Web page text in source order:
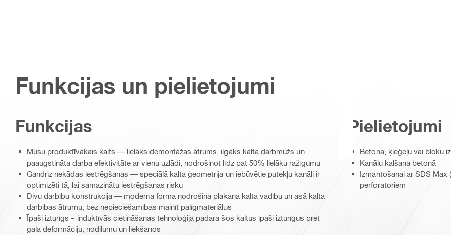
Funkcijas un pielietojumi
Funkcijas
Mūsu produktīvākais kalts — lielāks demontāžas ātrums, ilgāks kalta darbmūžs un
paaugstināta darba efektivitāte ar vienu uzlādi, nodrošinot līdz pat 50% lielāku ražīgumu
Gandrīz nekādas iestrēgšanas — speciālā kalta ģeometrija un iebūvētie putekļu kanāli ir
optimizēti tā, lai samazinātu iestrēgšanas risku
Divu darbību konstrukcija — moderna forma nodrošina plakana kalta vadību un asā kalta
darbības ātrumu, bez nepieciešamības mainīt palīgmateriālus
Īpaši izturīgs – induktīvās cietināšanas tehnoloģija padara šos kaltus īpaši izturīgus pret
gala deformāciju, nodilumu un liekšanos
Pielietojumi
Betona, ķieģeļu vai bloku
Kanālu kalšana betonā
Izmantošanai ar SDS Max
perforatoriem